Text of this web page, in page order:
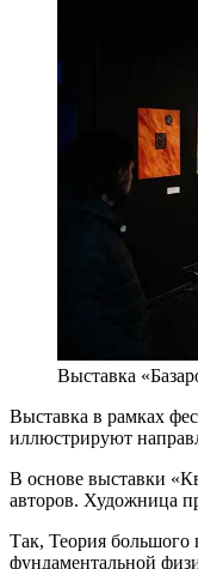
Выставка
Выставка в рамках
иллюстрируют
В основе выставки
авторов. Художница
Так, Теория большого
фундаментальной